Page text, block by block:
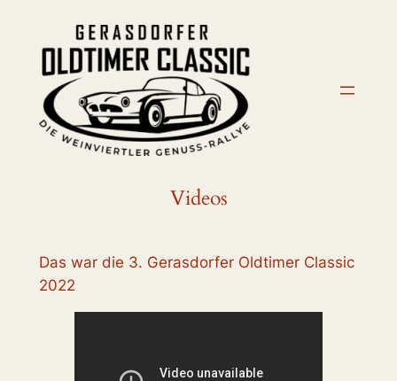
Videos
Das war die 3. Gerasdorfer Oldtimer Classic
2022